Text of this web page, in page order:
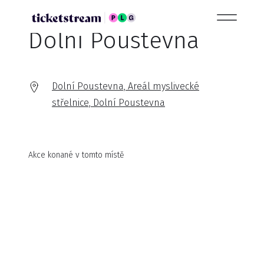
Dolní Poustevna
Dolní Poustevna, Areál myslivecké
střelnice, Dolní Poustevna
Akce konané v tomto místě